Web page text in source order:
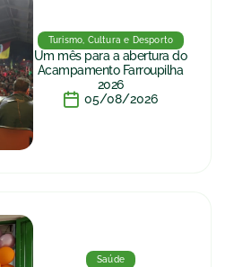
Turismo, Cultura e Desporto
Um mês para a abertura do
Acampamento Farroupilha
2026
05/08/2026
Saúde